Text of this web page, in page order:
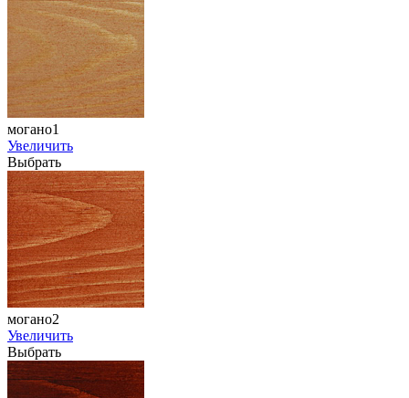
могано1
Увеличить
Выбрать
могано2
Увеличить
Выбрать